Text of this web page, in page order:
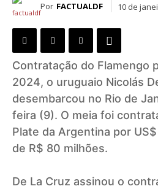
Por FACTUALDF 10 de
Contratação do Flamengo
2024, o uruguaio Nicolás
desembarcou no Rio de
feira (9). O meia foi
Plate da Argentina por
de R$ 80 milhões.
De La Cruz assinou o